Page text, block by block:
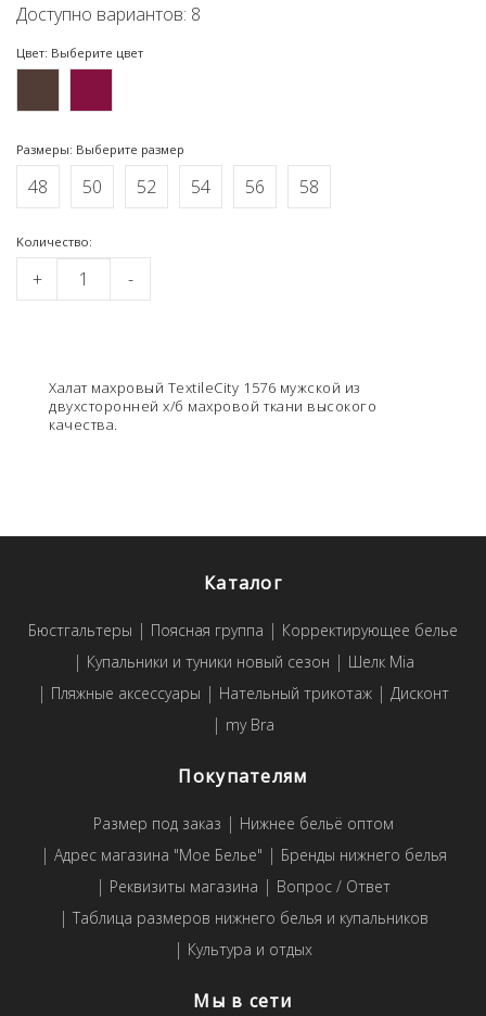
Доступно вариантов: 8
Цвет: Выберите цвет
Размеры: Выберите размер
48 50 52 54 56 58
Kоличество:
+ -
Халат махровый TextileCity 1576 мужской из
двухсторонней х/б махровой ткани высокого
качества.
Каталог
Бюстгальтеры Поясная группа
Корректирующее белье
Купальники и туники новый сезон
Шелк Mia
Пляжные аксессуары
Нательный трикотаж
Дисконт
my Bra
Покупателям
Размер под заказ
Нижнее бельё оптом
Адрес магазина "Мое Белье"
Бренды нижнего белья
Реквизиты магазина
Вопрос / Ответ
Таблица размеров нижнего белья и купальников
Культура и отдых
Мы в сети